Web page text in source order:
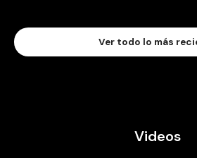
Ver todo lo más
Videos